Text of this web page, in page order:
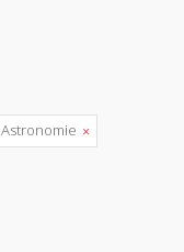
Astronomie